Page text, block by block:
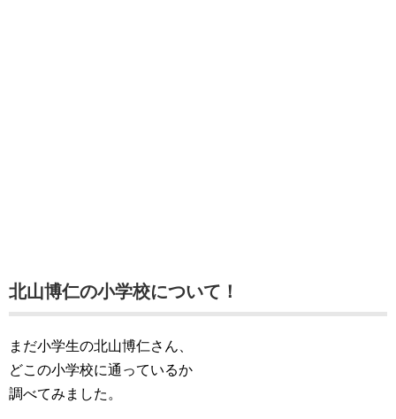
北山博仁の小学校について！
まだ小学生の北山博仁さん、
どこの小学校に通っているか
調べてみました。